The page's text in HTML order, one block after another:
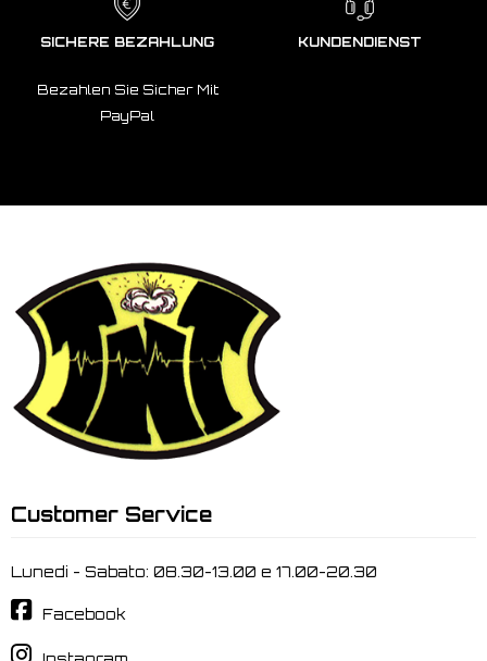
SICHERE BEZAHLUNG
Bezahlen Sie Sicher Mit
PayPal
KUNDENDIENST
Customer Service
Lunedi - Sabato: 08.30-13.00 e 17.00-20.30
Facebook